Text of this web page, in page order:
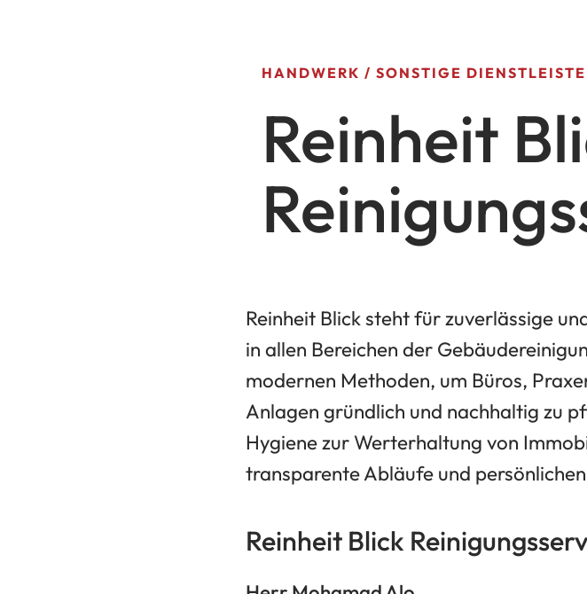
HANDWERK SONSTIGE
Reinheit
Reinheit Blick steht für zuverlässige
in allen Bereichen der
modernen Methoden, um Büros,
Anlagen gründlich und nachhaltig zu
Hygiene zur Werterhaltung von
transparente Abläufe und
Reinheit Blick